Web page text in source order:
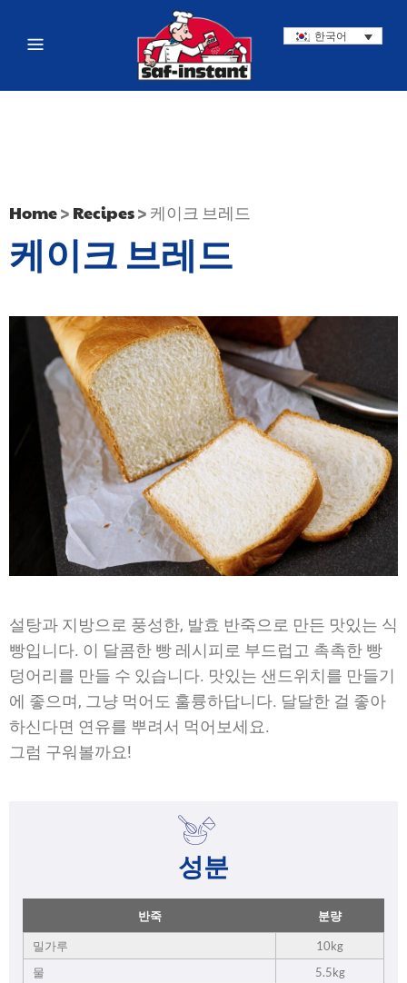
한국어
Home> Recipes> 케이크 브레드
케이크 브레드
설탕과 지방으로 풍성한, 발효 반죽으로 만든 맛있는 식
빵입니다. 이 달콤한 빵 레시피로 부드럽고 촉촉한 빵
덩어리를 만들 수 있습니다. 맛있는 샌드위치를 만들기
에 좋으며, 그냥 먹어도 훌륭하답니다. 달달한 걸 좋아
하신다면 연유를 뿌려서 먹어보세요.
그럼 구워볼까요!
성분
반죽 분량
밀가루
10kg
물
5.5kg